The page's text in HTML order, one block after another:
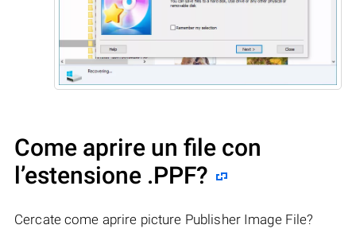
Come aprire un file con
l’estensione .PPF?
Cercate come aprire picture Publisher Image File?